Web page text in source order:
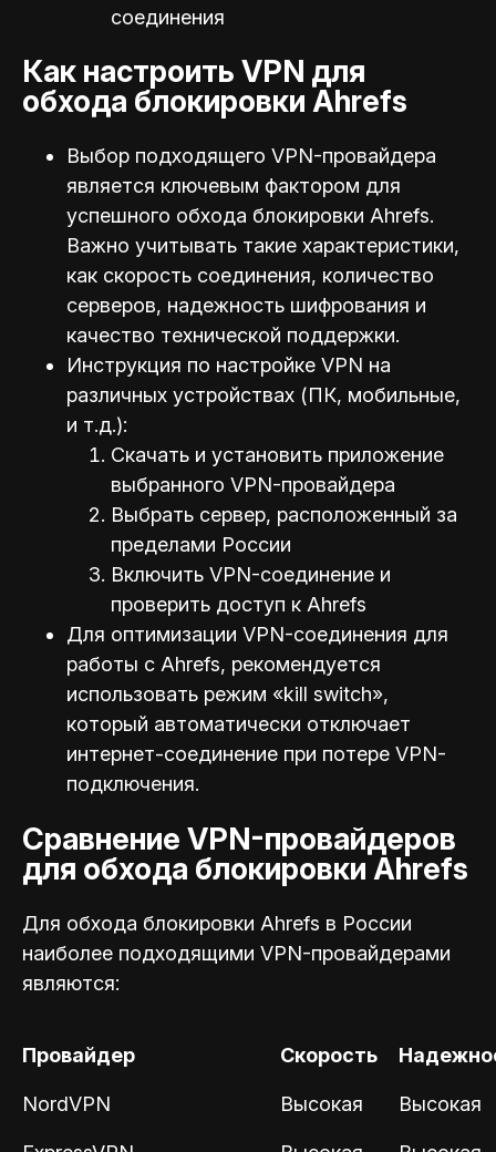
соединения
Как настроить VPN для
обхода блокировки Ahrefs
Выбор подходящего VPN-провайдера
является ключевым фактором для
успешного обхода блокировки Ahrefs.
Важно учитывать такие характеристики,
как скорость соединения, количество
серверов, надежность шифрования и
качество технической поддержки.
Инструкция по настройке VPN на
различных устройствах (ПК, мобильные,
и т.д.):
Скачать и установить приложение
выбранного VPN-провайдера
Выбрать сервер, расположенный за
пределами России
Включить VPN-соединение и
проверить доступ к Ahrefs
Для оптимизации VPN-соединения для
работы с Ahrefs, рекомендуется
использовать режим «kill switch»,
который автоматически отключает
интернет-соединение при потере VPN-
подключения.
Сравнение VPN-провайдеров
для обхода блокировки Ahrefs
Для обхода блокировки Ahrefs в России
наиболее подходящими VPN-провайдерами
являются:
Провайдер Скорость
NordVPN Высокая Высокая